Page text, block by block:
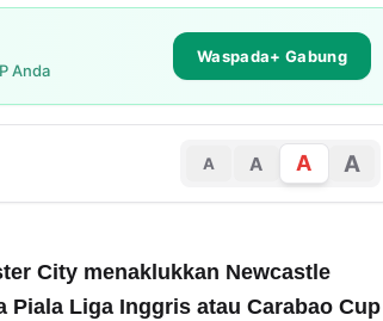
Anda
Waspada+ Gabung
A A A A
City menaklukkan Newcastle
Piala Liga Inggris atau Carabao Cup